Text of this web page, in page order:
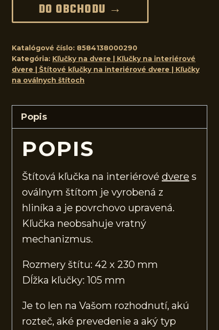
DO OBCHODU →
Katalógové číslo: 8584138000290
Kategória: Kľučky na dvere | Kľučky na interiérové
dvere | Štítové kľučky na interiérové dvere | Kľučky
na oválnych štítoch
Popis
POPIS
Štítová kľučka na interiérové dvere s
oválnym štítom je vyrobená z
hliníka a je povrchovo upravená.
Kľučka neobsahuje vratný
mechanizmus.
Rozmery štítu: 42 x 230 mm
Dĺžka kľučky: 105 mm
Je to len na Vašom rozhodnutí, akú
rozteč, aké prevedenie a aký typ